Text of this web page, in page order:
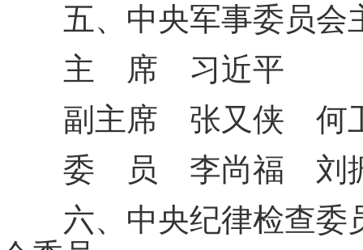
五、中央军事委员会
主 席 习近平
副主席 张又侠 何
委 员 李尚福 刘
六、中央纪律检查委